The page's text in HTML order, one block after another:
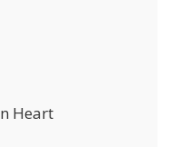
Heart